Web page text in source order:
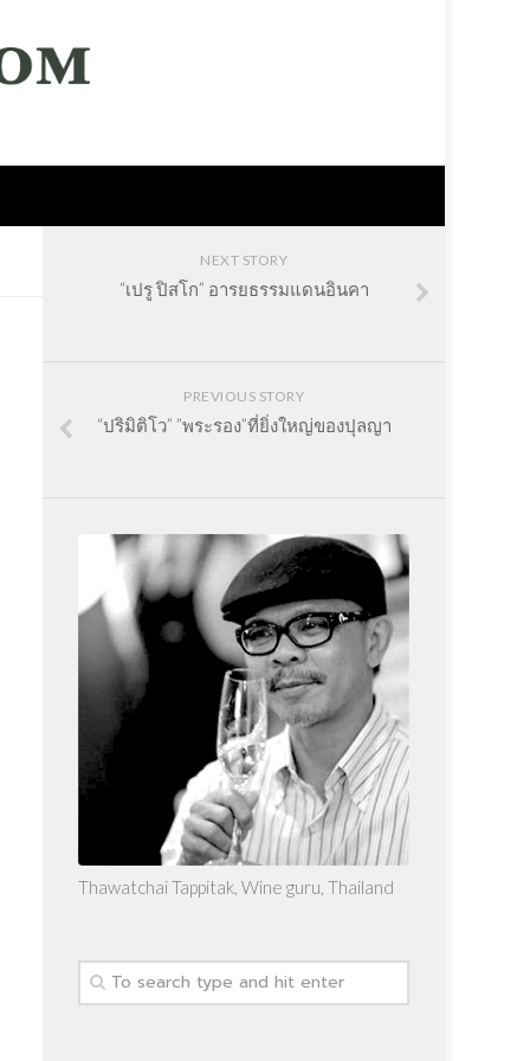
NEXT STORY
“เปรู ปิสโก” อารยธรรมแดนอินคา
PREVIOUS STORY
“ปริมิติโว” ”พระรอง”ที่ยิ่งใหญ่ของปุลญา
Thawatchai Tappitak, Wine guru, Thailand